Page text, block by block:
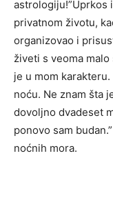
astrologiju!”Uprkos
privatnom životu,
organizovao i
živeti s veoma
je u mom
noću. Ne znam šta
dovoljno dvadeset
ponovo sam
noćnih mora.